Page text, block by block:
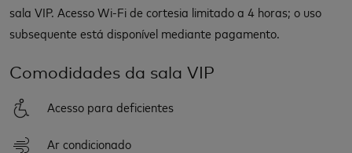
sala VIP. Acesso Wi-Fi de cortesia limitado a 4 horas; o uso
subsequente está disponível mediante pagamento.
Comodidades da sala VIP
Acesso para deficientes
Ar condicionado